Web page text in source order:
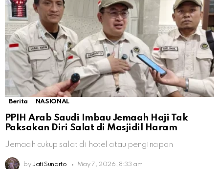
Berita NASIONAL
PPIH Arab Saudi Imbau Jemaah Haji Tak
Paksakan Diri Salat di Masjidil Haram
Jemaah cukup salat di hotel atau penginapan
by Jati Sunarto May 7, 2026, 8:33 am